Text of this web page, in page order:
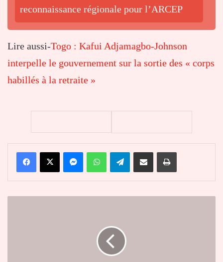
reconnaissance régionale pour l’ARCEP
Lire aussi-Togo : Kafui Adjamagbo-Johnson
interpelle le gouvernement sur la sortie des « corps
habillés à la retraite »
FacebookX MessengerWhatsAppTelegramPartager par email Imprimer